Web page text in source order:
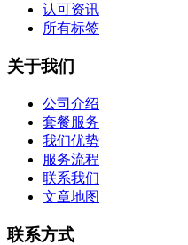
认可资讯
所有标签
关于我们
公司介绍
套餐服务
我们优势
服务流程
联系我们
文章地图
联系方式